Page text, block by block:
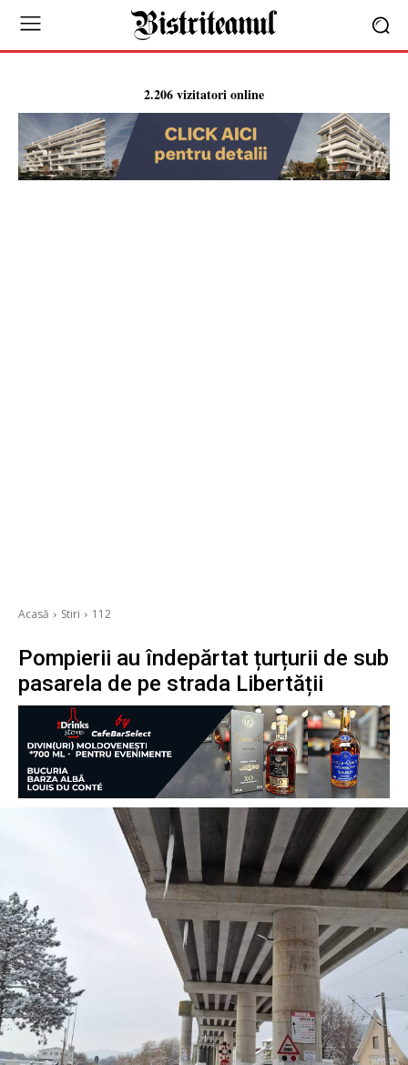
2.206 vizitatori online
Acasă Stiri 112
Pompierii au îndepărtat țurțurii de sub
pasarela de pe strada Libertății